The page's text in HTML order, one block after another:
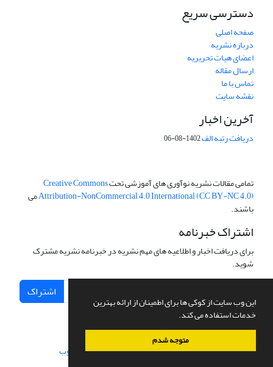
این وب سایت از کوکی ها برای اطمینان از ارائه بهترین
خدمات استفاده می کند.
متوجه شدم
دسترسی سریع
صفحه اصلی
درباره نشریه
اعضای هیات تحریریه
ارسال مقاله
تماس با ما
نقشه سایت
آخرین اخبار
دریافت رتبه الف1402-08-06
تمامی مقالات نشریه نوآوری های آموزشی تحتCreative Commons
Attribution-NonCommercial 4.0 International (CC BY-NC 4.0)می
باشند.
اشتراک خبرنامه
برای دریافت اخبار و اطلاعیه های مهم نشریه در خبرنامه نشریه مشترک
شوید.
اشتراک
سامانه مدیریت نشریات علمی.طراحی و پیاده سازی از سیناوب